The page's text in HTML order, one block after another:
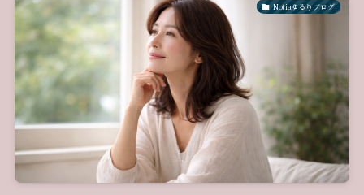
Notiaゆるりブログ